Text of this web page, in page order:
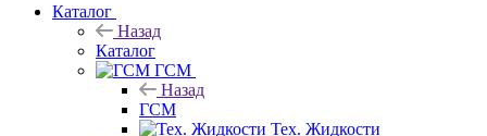
Каталог
Назад
Каталог
ГСМ
Назад
ГСМ
Тех. Жидкости